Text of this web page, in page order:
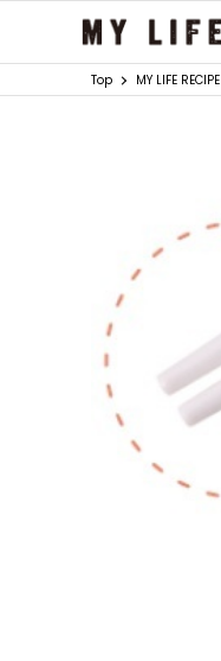
Top MY LIFE RECIPE